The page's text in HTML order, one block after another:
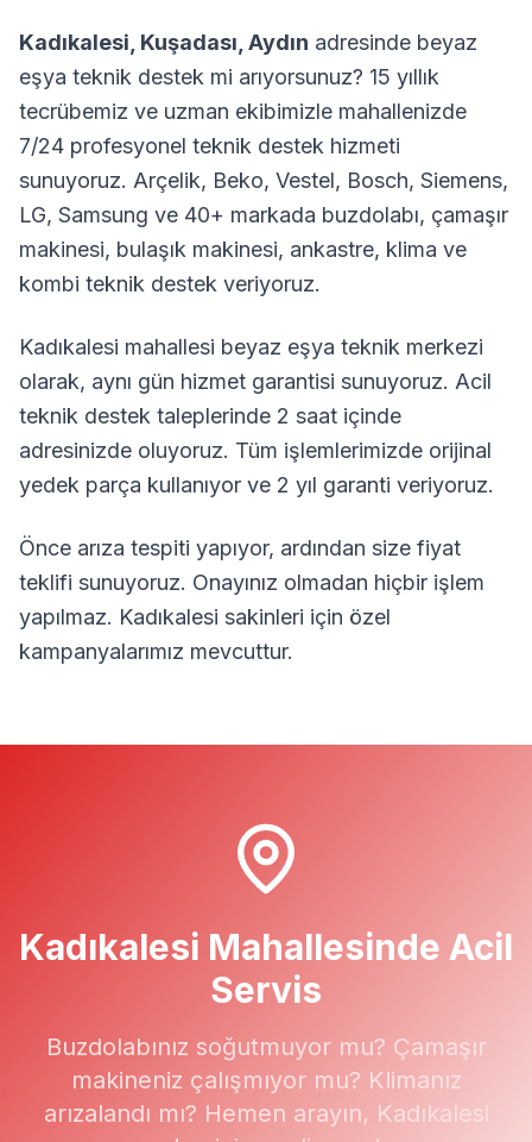
Kadıkalesi Kuşadası Aydın adresinde beyaz
eşya teknik destek mi arıyorsunuz? 15 yıllık
tecrübemiz ve uzman ekibimizle mahallenizde
7/24 profesyonel teknik destek hizmeti
sunuyoruz. Arçelik, Beko, Vestel, Bosch, Siemens,
LG, Samsung ve 40+ markada buzdolabı, çamaşır
makinesi, bulaşık makinesi, ankastre, klima ve
kombi teknik destek veriyoruz.
Kadıkalesi mahallesi beyaz eşya teknik merkezi
olarak, aynı gün hizmet garantisi sunuyoruz. Acil
teknik destek taleplerinde 2 saat içinde
adresinizde oluyoruz. Tüm işlemlerimizde orijinal
yedek parça kullanıyor ve 2 yıl garanti veriyoruz.
Önce arıza tespiti yapıyor, ardından size fiyat
teklifi sunuyoruz. Onayınız olmadan hiçbir işlem
yapılmaz. Kadıkalesi sakinleri için özel
kampanyalarımız mevcuttur.
Kadıkalesi Mahallesinde Acil
Servis
Buzdolabınız soğutmuyor mu? Çamaşır
makineniz çalışmıyor mu? Klimanız
arızalandı mı? Hemen arayın, Kadıkalesi